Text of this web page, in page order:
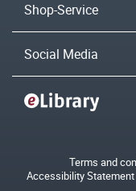
Shop-Service
Social Media
Terms and
Accessibility Statement